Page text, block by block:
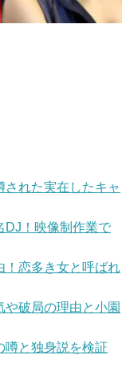
された実在したキャ
DJ！映像制作業で
！恋多き女と呼ばれ
破局の理由と小園
噂と独身説を検証